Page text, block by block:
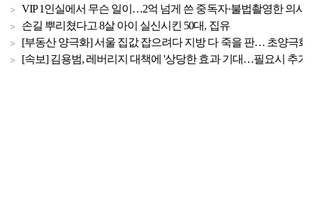
VIP 1인실에서 무슨 일이…2억 넘게 쓴 중독자·불법촬영한 의사
손길 뿌리쳤다고 8살 아이 실신시킨 50대, 집유
[부동산 양극화] 서울 집값 잡으려다 지방 다 죽을 판… 초양극화
[속보] 김용범, 레버리지 대책에 '상당한 효과 기대…필요시 추가